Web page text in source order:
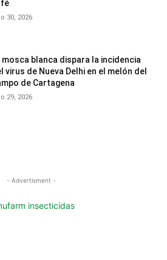
30, 2026
mosca blanca dispara la incidencia
virus de Nueva Delhi en el melón del
de Cartagena
29, 2026
- Advertisment -